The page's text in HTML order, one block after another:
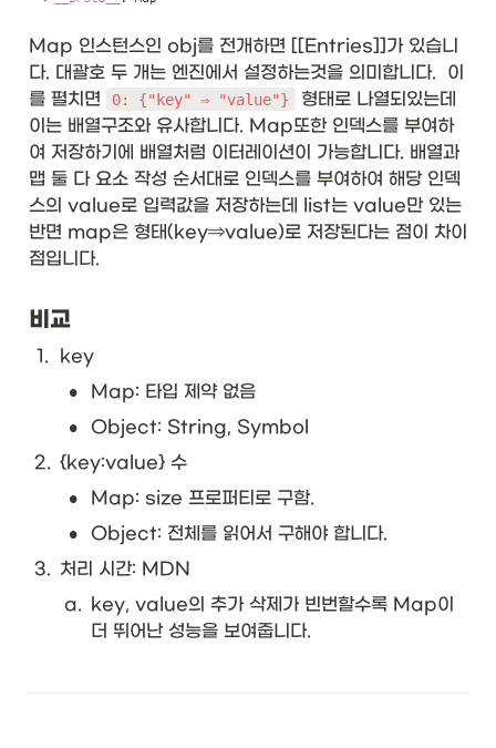
Map 인스턴스인 obj를 전개하면 [[Entries]]가 있습니
다. 대괄호 두 개는 엔진에서 설정하는것을 의미합니다.  이
를 펼치면
0: {"key" ⇒ "value"}
형태로 나열되있는데
이는 배열구조와 유사합니다. Map또한 인덱스를 부여하
여 저장하기에 배열처럼 이터레이션이 가능합니다. 배열과
맵 둘 다 요소 작성 순서대로 인덱스를 부여하여 해당 인덱
스의 value로 입력값을 저장하는데 list는 value만 있는
반면 map은 형태(key⇒value)로 저장된다는 점이 차이
점입니다.
비교
1. key
• Map: 타입 제약 없음
•
Object: String, Symbol
2. {key:value} 수
• Map: size 프로퍼티로 구함.
•
Object: 전체를 읽어서 구해야 합니다.
3. 처리 시간: MDN
a. key, value의 추가 삭제가 빈번할수록 Map이
더 뛰어난 성능을 보여줍니다.